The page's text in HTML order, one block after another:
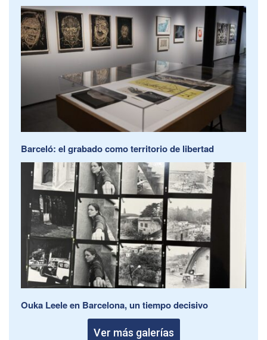
Barceló: el grabado como territorio de libertad
Ouka Leele en Barcelona, un tiempo decisivo
Ver más galerías